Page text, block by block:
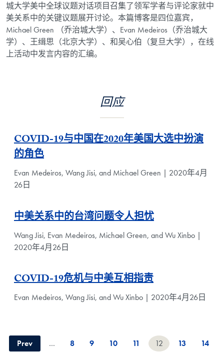
城大学美中全球议题对话项目召集了领军学者与评论家就中
美关系中的关键议题展开讨论。本篇博客是四位嘉宾，
Michael Green （乔治城大学）、Evan Medeiros（乔治城大
学）、王缉思（北京大学）、和吴心伯（复旦大学），在线
上活动中发言内容的汇编。
回应
COVID-19与中国在2020年美国大选中扮演
的角色
Evan Medeiros, Wang Jisi, and Michael Green | 2020年4月
26日
中美关系中的台湾问题令人担忧
Wang Jisi, Evan Medeiros, Michael Green, and Wu Xinbo |
2020年4月26日
COVID-19危机与中美互相指责
Evan Medeiros, Wang Jisi, and Wu Xinbo | 2020年4月26日
Prev … 8 9 10 11 12 13
14